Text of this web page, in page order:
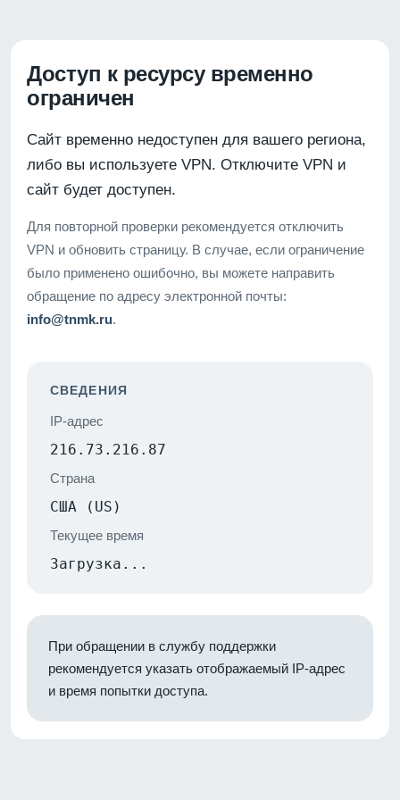
Доступ к ресурсу временно
ограничен
Сайт временно недоступен для вашего региона,
либо вы используете VPN. Отключите VPN и
сайт будет доступен.
Для повторной проверки рекомендуется отключить
VPN и обновить страницу. В случае, если ограничение
было применено ошибочно, вы можете направить
обращение по адресу электронной почты:
info@tnmk.ru.
СВЕДЕНИЯ
IP-адрес
216.73.216.87
Страна
США (US)
Текущее время
Загрузка...
При обращении в службу поддержки
рекомендуется указать отображаемый IP-адрес
и время попытки доступа.